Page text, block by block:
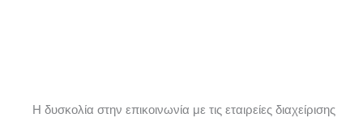
Η δυσκολία στην επικοινωνία με τις εταιρείες διαχείρισης